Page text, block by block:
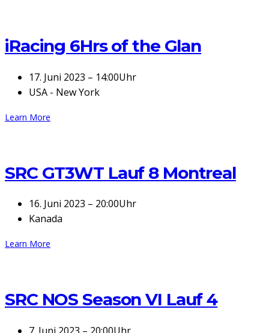
iRacing 6Hrs of the Glan
17. Juni 2023 – 14:00Uhr
USA - New York
Learn More
SRC GT3WT Lauf 8 Montreal
16. Juni 2023 – 20:00Uhr
Kanada
Learn More
SRC NOS Season VI Lauf 4
7. Juni 2023 – 20:00Uhr